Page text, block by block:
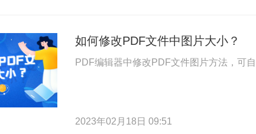
如何修改PDF文件中图片大小？
PDF编辑器中修改PDF文件图片方法，可
2023年02月18日 09:51